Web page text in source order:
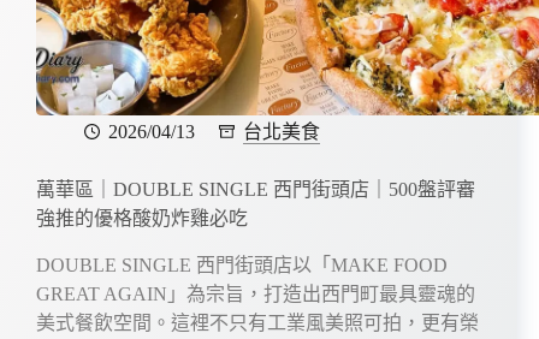
2026/04/13 台北美食
萬華區｜DOUBLE SINGLE 西門街頭店｜500盤評審
強推的優格酸奶炸雞必吃
DOUBLE SINGLE 西門街頭店以「MAKE FOOD
GREAT AGAIN」為宗旨，打造出西門町最具靈魂的
美式餐飲空間。這裡不只有工業風美照可拍，更有榮